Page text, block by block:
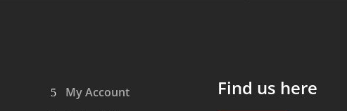
My Account
Find us here